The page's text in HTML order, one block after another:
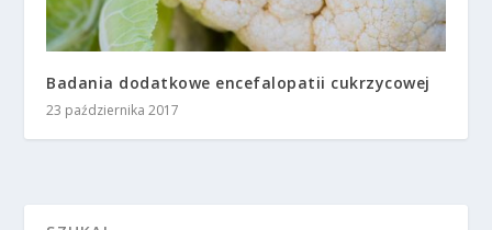
Badania dodatkowe encefalopatii cukrzycowej
23 października 2017